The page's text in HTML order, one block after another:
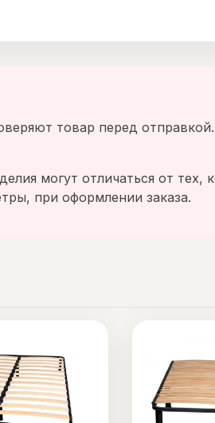
товар перед
могут отличаться от
при оформлении заказа.